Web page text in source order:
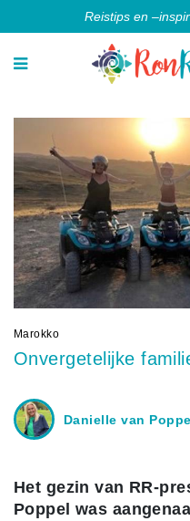
Reistips en
Marokko
Onvergetelijke
Danielle van
Het gezin van RR-
Poppel was